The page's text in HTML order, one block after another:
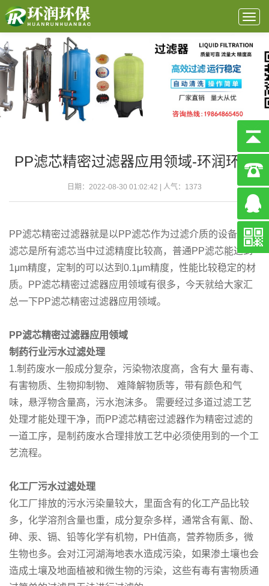
PP滤芯精密过滤器应用领域-环润环保
日期：2022-08-30 01:02:42 | 人气： 1373
PP滤芯精密过滤器就是以PP滤芯作为过滤介质的设备，PP
滤芯是所有滤芯当中过滤精度比较高，普通PP滤芯能达到
1μm精度，定制的可以达到0.1μm精度，性能比较稳定的材
质。PP滤芯精密过滤器应用领域有很多，今天就给大家汇
总一下PP滤芯精密过滤器应用领域。
PP滤芯精密过滤器应用领域
制药行业污水过滤处理
1.制药废水一般成分复杂，污染物浓度高，含有大 量有毒、
有害物质、生物抑制物、 难降解物质等，带有颜色和气
味，悬浮物含量高，污水泡沫多。 需要经过多道过滤工艺
处理才能处理干净，而PP滤芯精密过滤器作为精密过滤的
一道工序，是制药废水合理排放工艺中必须使用到的一个工
艺流程。
化工厂污水过滤处理
化工厂排放的污水污染量较大，里面含有的化工产品比较
多，化学溶剂含量也重，成分复杂多样，通常含有氰、酚、
砷、汞、镉、铅等化学有机物，PH值高，营养物质多，微
生物也多。会对江河湖海地表水造成污染，如果渗土壤也会
造成土壤及地面植被和微生物的污染，这些有毒有害物质通